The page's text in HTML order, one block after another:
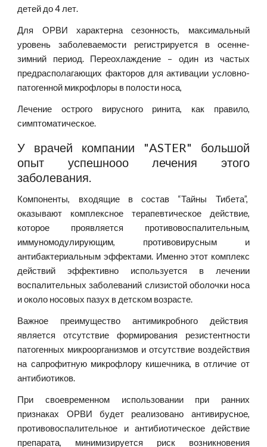
детей до 4 лет.
Для ОРВИ характерна сезонность, максимальный
уровень заболеваемости регистрируется в осенне-
зимний период. Переохлаждение – один из частых
предрасполагающих факторов для активации условно-
патогенной микрофлоры в полости носа,
Лечение острого вирусного ринита, как правило,
симптоматическое.
У врачей компании "ASTER" большой
опыт успешнооо лечения этого
заболевания.
Компоненты, входящие в состав “Тайны Тибета”,
оказывают комплексное терапевтическое действие,
которое проявляется противовоспалительным,
иммуномодулирующим, противовирусным и
антибактериальным эффектами. Именно этот комплекс
действий эффективно используется в лечении
воспалительных заболеваний слизистой оболочки носа
и около носовых пазух в детском возрасте.
Важное преимущество антимикробного действия
является отсутствие формирования резистентности
патогенных микроорганизмов и отсутствие воздействия
на сапрофитную микрофлору кишечника, в отличие от
антибиотиков.
При своевременном использовании при ранних
признаках ОРВИ будет реализовано антивирусное,
противовоспалительное и антибиотическое действие
препарата, минимизируется риск возникновения